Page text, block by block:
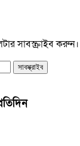
সাবস্ক্রাইব করুন।
সাবস্ক্রাইব